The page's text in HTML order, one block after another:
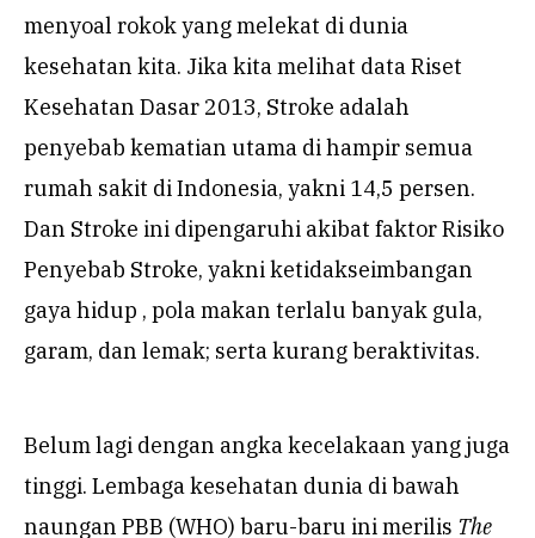
menyoal rokok yang melekat di dunia
kesehatan kita. Jika kita melihat data Riset
Kesehatan Dasar 2013, Stroke adalah
penyebab kematian utama di hampir semua
rumah sakit di Indonesia, yakni 14,5 persen.
Dan Stroke ini dipengaruhi akibat faktor Risiko
Penyebab Stroke, yakni ketidakseimbangan
gaya hidup , pola makan terlalu banyak gula,
garam, dan lemak; serta kurang beraktivitas.
Belum lagi dengan angka kecelakaan yang juga
tinggi. Lembaga kesehatan dunia di bawah
naungan PBB (WHO) baru-baru ini merilis The